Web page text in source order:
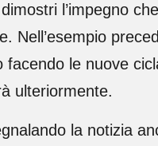
l’impegno
Nell’esempio
facendo le nuove
ulteriormente.
la notizia